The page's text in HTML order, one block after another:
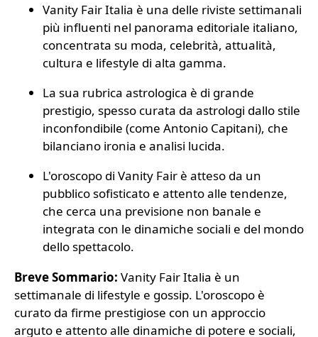
Vanity Fair Italia è una delle riviste settimanali
più influenti nel panorama editoriale italiano,
concentrata su moda, celebrità, attualità,
cultura e lifestyle di alta gamma.
La sua rubrica astrologica è di grande
prestigio, spesso curata da astrologi dallo stile
inconfondibile (come Antonio Capitani), che
bilanciano ironia e analisi lucida.
L'oroscopo di Vanity Fair è atteso da un
pubblico sofisticato e attento alle tendenze,
che cerca una previsione non banale e
integrata con le dinamiche sociali e del mondo
dello spettacolo.
Breve Sommario: Vanity Fair Italia è un
settimanale di lifestyle e gossip. L'oroscopo è
curato da firme prestigiose con un approccio
arguto e attento alle dinamiche di potere e sociali,